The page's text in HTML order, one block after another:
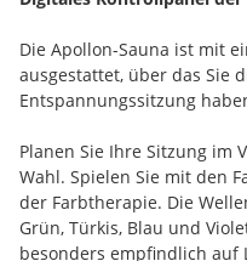
Die Apollon-Sauna ist mit
ausgestattet, über das Sie
Entspannungssitzung
Planen Sie Ihre Sitzung im
Wahl. Spielen Sie mit den
der Farbtherapie. Die
Grün, Türkis, Blau und
besonders empfindlich auf